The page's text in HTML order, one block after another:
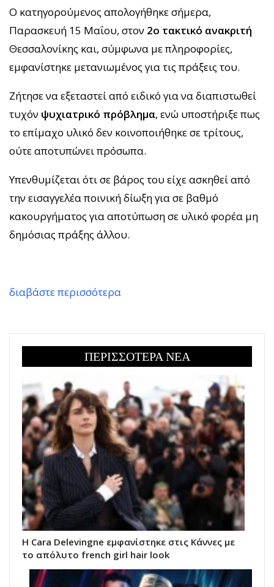
Ο κατηγορούμενος απολογήθηκε σήμερα,
Παρασκευή 15 Μαΐου, στον 2ο τακτικό ανακριτή
Θεσσαλονίκης και, σύμφωνα με πληροφορίες,
εμφανίστηκε μετανιωμένος για τις πράξεις του.
Ζήτησε να εξεταστεί από ειδικό για να διαπιστωθεί
τυχόν ψυχιατρικό πρόβλημα, ενώ υποστήριξε πως
το επίμαχο υλικό δεν κοινοποιήθηκε σε τρίτους,
ούτε αποτυπώνει πρόσωπα.
Υπενθυμίζεται ότι σε βάρος του είχε ασκηθεί από
την εισαγγελέα ποινική δίωξη για σε βαθμό
κακουργήματος για αποτύπωση σε υλικό φορέα μη
δημόσιας πράξης άλλου.
διαβάστε περισσότερα
ΠΕΡΙΣΣΟΤΕΡΑ ΝΕΑ
H Cara Delevingne εμφανίστηκε στις Κάννες με
το απόλυτο french girl hair look